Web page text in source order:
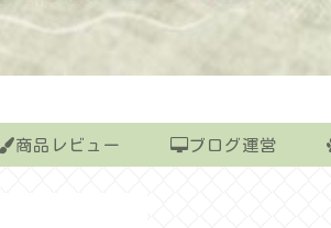
商品レビュー ブログ運営